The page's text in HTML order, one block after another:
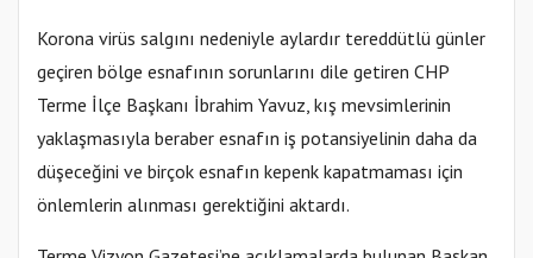
Korona virüs salgını nedeniyle aylardır tereddütlü günler
geçiren bölge esnafının sorunlarını dile getiren CHP
Terme İlçe Başkanı İbrahim Yavuz, kış mevsimlerinin
yaklaşmasıyla beraber esnafın iş potansiyelinin daha da
düşeceğini ve birçok esnafın kepenk kapatmaması için
önlemlerin alınması gerektiğini aktardı.